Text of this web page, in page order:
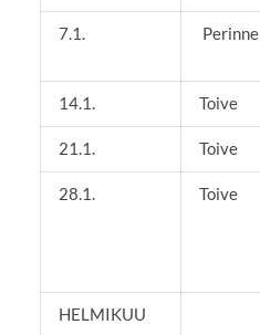
7.1. Perinne
14.1. Toive
21.1. Toive
28.1. Toive
HELMIKUU